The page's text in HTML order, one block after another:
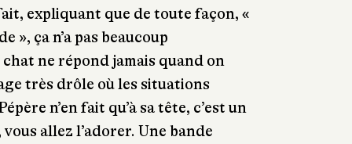
expliquant que de toute façon, «
», ça n’a pas beaucoup
ne répond jamais quand on
très drôle où les situations
n’en fait qu’à sa tête, c’est un
allez l’adorer. Une bande